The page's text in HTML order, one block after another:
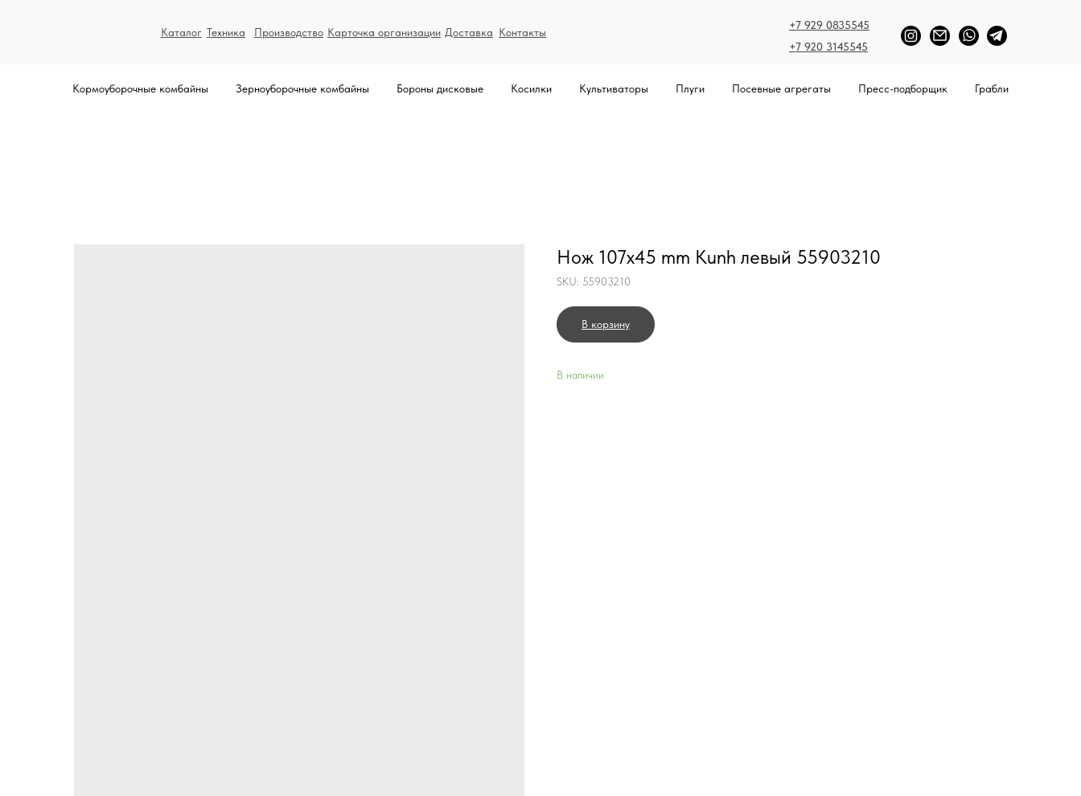
Каталог Техника Производство Карточка организации Доставка Контакты
+7 920 3145545
+7 929 0835545
Кормоуборочные комбайны Зерноуборочные комбайны Бороны дисковые Косилки Культиваторы Плуги Посевные агрегаты Пресс-подборщик Грабли
Нож 107x45 mm Kunh левый 55903210
SKU: 55903210
В корзину
В наличии